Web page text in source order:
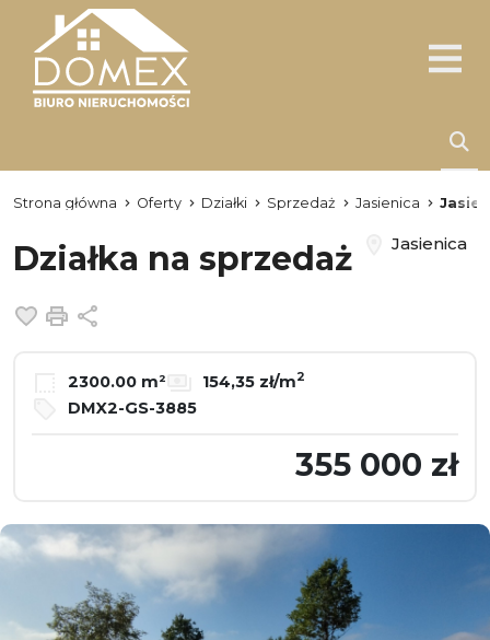
Strona główna Oferty Działki Sprzedaż Jasienica
Działka na sprzedaż Jasienica
Dodaj do ulubionych
Drukuj
2300.00 m² 154,35 zł/m2
DMX2-GS-3885
355 000 zł